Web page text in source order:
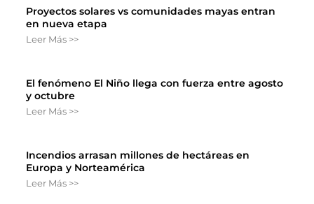
Proyectos solares vs comunidades mayas entran
en nueva etapa
Leer Más >>
El fenómeno El Niño llega con fuerza entre agosto
y octubre
Leer Más >>
Incendios arrasan millones de hectáreas en
Europa y Norteamérica
Leer Más >>